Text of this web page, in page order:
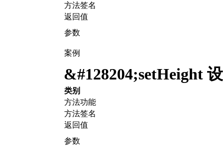
方法签名
返回值
参数
案例
&#128204;setHeight
类别
方法功能
方法签名
返回值
参数